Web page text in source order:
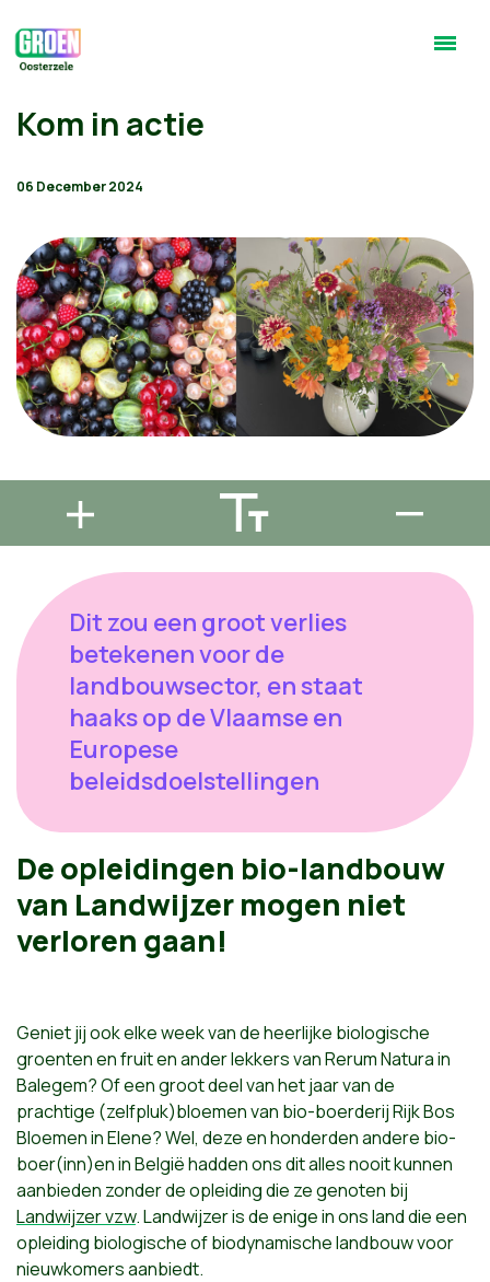
Kom in actie
06 December 2024
Dit zou een groot verlies
betekenen voor de
landbouwsector, en staat
haaks op de Vlaamse en
Europese
beleidsdoelstellingen
De opleidingen bio-landbouw
van Landwijzer mogen niet
verloren gaan!
Geniet jij ook elke week van de heerlijke biologische
groenten en fruit en ander lekkers van Rerum Natura in
Balegem? Of een groot deel van het jaar van de
prachtige (zelfpluk)bloemen van bio-boerderij Rijk Bos
Bloemen in Elene?Wel, deze en honderden andere bio-
boer(inn)en in België hadden ons dit alles nooit kunnen
aanbieden zonder de opleiding die ze genoten bij
Landwijzer vzw. Landwijzer is de enige in ons land die een
opleiding biologische of biodynamische landbouw voor
nieuwkomers aanbiedt.